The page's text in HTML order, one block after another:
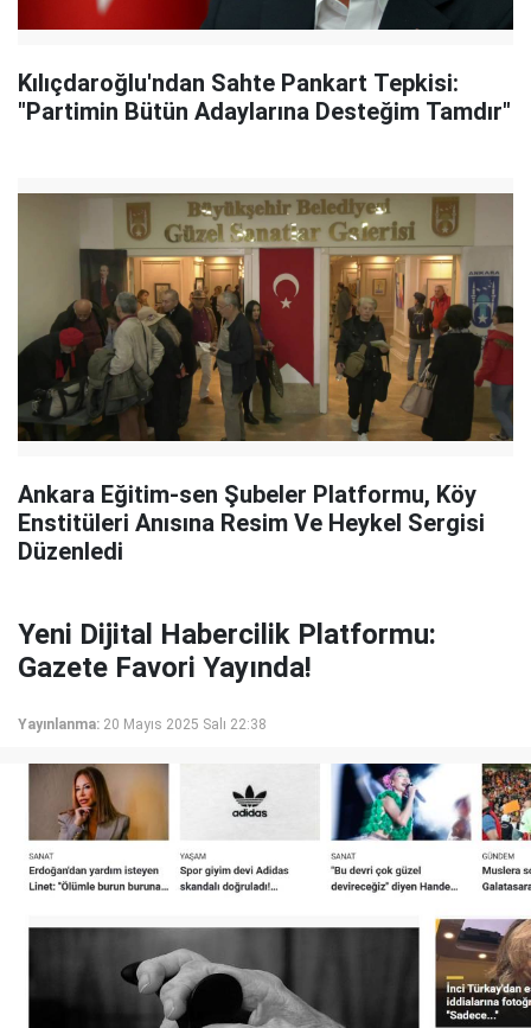
Kılıçdaroğlu'ndan Sahte Pankart Tepkisi:
"Partimin Bütün Adaylarına Desteğim Tamdır"
Ankara Eğitim-sen Şubeler Platformu, Köy
Enstitüleri Anısına Resim Ve Heykel Sergisi
Düzenledi
Yeni Dijital Habercilik Platformu:
Gazete Favori Yayında!
Yayınlanma: 20 Mayıs 2025 Salı 22:38